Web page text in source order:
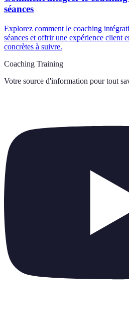
séances
Explorez comment le coaching
séances et offrir une expérience client
concrètes à suivre.
Coaching Training
Votre source d'information pour tout